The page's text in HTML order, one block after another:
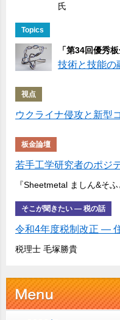
氏
Topics
「第34回優秀
技術と技能の
視点
ウクライナ侵攻と新型
板金論壇
若手工学研究者のポジ
『Sheetmetal ましん&そ
そこが聞きたい ― 税の話
令和4年度税制改正 ―
税理士 毛塚勝貴